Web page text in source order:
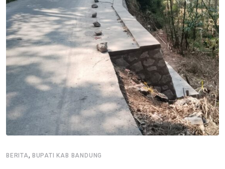
BERITA, BUPATI KAB BANDUNG